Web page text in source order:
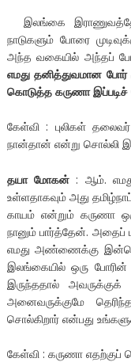
இலங்கை
நாடுகளும் போரை
அந்த வகையில் அந்தப்
எமது தனித்துவமான
கொடுத்த கருணா இப்படிச்
கேள்வி : புலிகள்
நான்தான் என்று சொல்லி
தயா மோகன் : ஆம்.
உள்ளதாகவும் அது
காயம் என்றும் கருணா
நானும் பார்த்தேன். அதைப்
எமது அண்ணைக்கு
இலங்கையில் ஒரு போரின்
இருந்ததால்
அனைவருக்குமே
சொல்கிறார் என்பது
கேள்வி : கருணா